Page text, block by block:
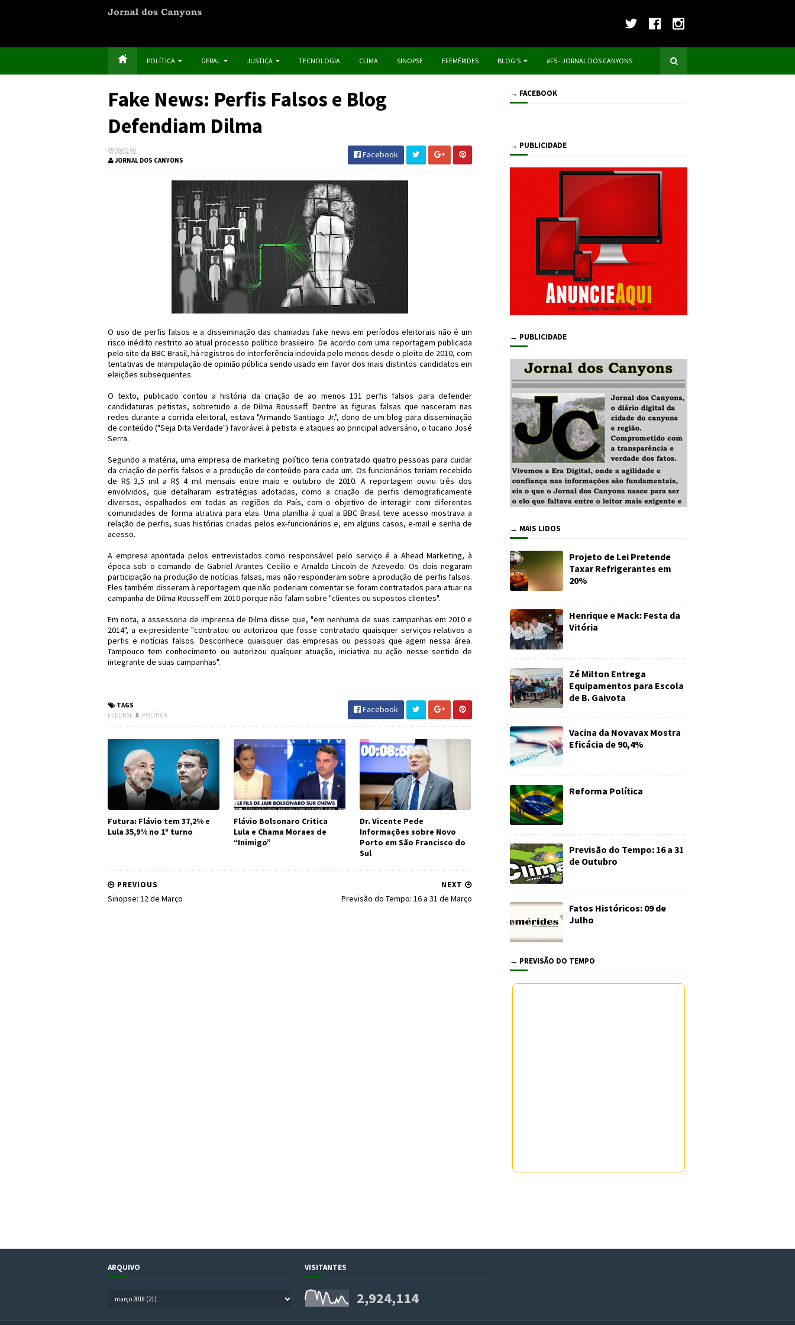
POLÍTICA GERAL JUSTIÇA TECNOLOGIA CLIMA SINOPSE EFEMÉRIDES BLOG'S #F5 - JORNAL DOS CANYONS
Fake News: Perfis Falsos e Blog
Defendiam Dilma
09:02:00
JORNAL DOS CANYONS
Facebook
O uso de perfis falsos e a disseminação das chamadas fake news em períodos eleitorais não é um
risco inédito restrito ao atual processo político brasileiro. De acordo com uma reportagem publicada
pelo site da BBC Brasil, há registros de interferência indevida pelo menos desde o pleito de 2010, com
tentativas de manipulação de opinião pública sendo usado em favor dos mais distintos candidatos em
eleições subsequentes.
O texto, publicado contou a história da criação de ao menos 131 perfis falsos para defender
candidaturas petistas, sobretudo a de Dilma Rousseff. Dentre as figuras falsas que nasceram nas
redes durante a corrida eleitoral, estava "Armando Santiago Jr.", dono de um blog para disseminação
de conteúdo ("Seja Dita Verdade") favorável à petista e ataques ao principal adversário, o tucano José
Serra.
Segundo a matéria, uma empresa de marketing político teria contratado quatro pessoas para cuidar
da criação de perfis falsos e a produção de conteúdo para cada um. Os funcionários teriam recebido
de R$ 3,5 mil a R$ 4 mil mensais entre maio e outubro de 2010. A reportagem ouviu três dos
envolvidos, que detalharam estratégias adotadas, como a criação de perfis demograficamente
diversos, espalhados em todas as regiões do País, com o objetivo de interagir com diferentes
comunidades de forma atrativa para elas. Uma planilha à qual a BBC Brasil teve acesso mostrava a
relação de perfis, suas histórias criadas pelos ex-funcionários e, em alguns casos, e-mail e senha de
acesso.
A empresa apontada pelos entrevistados como responsável pelo serviço é a Ahead Marketing, à
época sob o comando de Gabriel Arantes Cecílio e Arnaldo Lincoln de Azevedo. Os dois negaram
participação na produção de notícias falsas, mas não responderam sobre a produção de perfis falsos.
Eles também disseram à reportagem que não poderiam comentar se foram contratados para atuar na
campanha de Dilma Rousseff em 2010 porque não falam sobre "clientes ou supostos clientes".
Em nota, a assessoria de imprensa de Dilma disse que, "em nenhuma de suas campanhas em 2010 e
2014", a ex-presidente "contratou ou autorizou que fosse contratado quaisquer serviços relativos a
perfis e notícias falsos. Desconhece quaisquer das empresas ou pessoas que agem nessa área.
Tampouco tem conhecimento ou autorizou qualquer atuação, iniciativa ou ação nesse sentido de
integrante de suas campanhas".
TAGS
FEDERAL X POLÍTICA
Facebook
Futura: Flávio tem 37,2% e
Lula 35,9% no 1º turno
Flávio Bolsonaro Critica
Lula e Chama Moraes de
“Inimigo”
Dr. Vicente Pede
Informações sobre Novo
Porto em São Francisco do
Sul
NEXT
Previsão do Tempo: 16 a 31 de Março
PREVIOUS
Sinopse: 12 de Março
→ FACEBOOK
→ PUBLICIDADE
→ PUBLICIDADE
→ MAIS LIDOS
Projeto de Lei Pretende
Taxar Refrigerantes em
20%
Henrique e Mack: Festa da
Vitória
Zé Milton Entrega
Equipamentos para Escola
de B. Gaivota
Vacina da Novavax Mostra
Eficácia de 90,4%
Reforma Política
Previsão do Tempo: 16 a 31
de Outubro
Fatos Históricos: 09 de
Julho
→ PREVISÃO DO TEMPO
ARQUIVO VISITANTES
2,924,114